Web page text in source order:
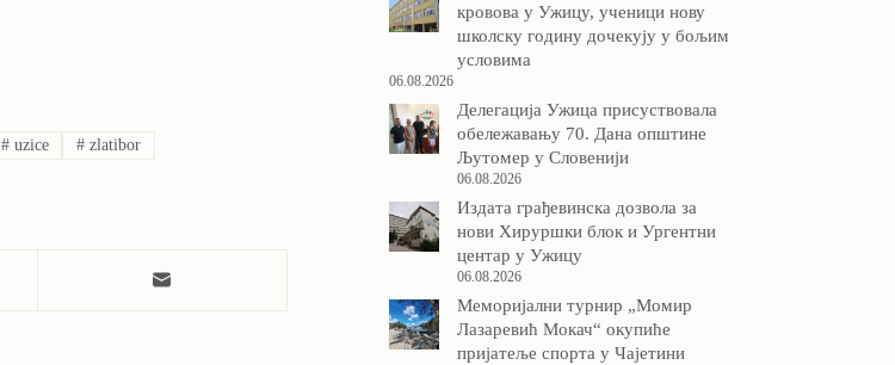
#uzice # zlatibor
кровова у Ужицу, ученици нову
школску годину дочекују у бољим
условима
06.08.2026
Делегација Ужица присуствовала
обележавању 70. Дана општине
Љутомер у Словенији
06.08.2026
Издата грађевинска дозвола за
нови Хируршки блок и Ургентни
центар у Ужицу
06.08.2026
Меморијални турнир „Момир
Лазаревић Мокач“ окупиће
пријатеље спорта у Чајетини